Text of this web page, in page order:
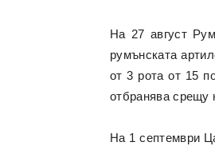
На 27 август
румънската
от 3 рота от 15
отбранява срещу
На 1 септември